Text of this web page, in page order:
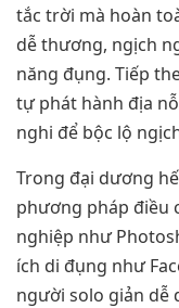
tắc trời mà hoàn
dễ thương, ngịch
năng đụng. Tiếp
tự phát hành địa
nghi để bộc lộ
Trong đại dương
phương pháp điều
nghiệp như
ích di đụng như
người solo giản dễ